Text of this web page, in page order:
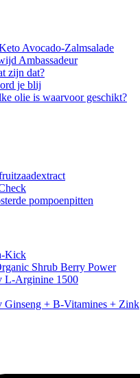
Avocado-Zalmsalade
Ambassadeur
zijn dat?
je blij
olie is waarvoor geschikt?
pompoenpitten
Kick
Shrub Berry Power
L-Arginine 1500
Ginseng + B-Vitamines + Zink